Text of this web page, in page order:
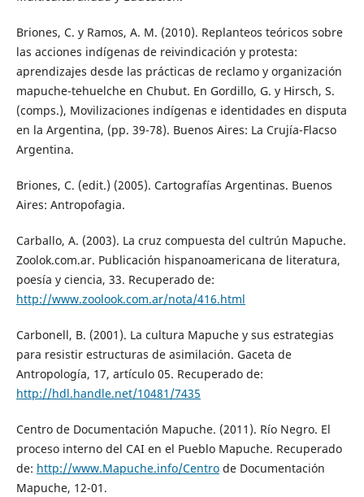
Briones, C. y Ramos, A. M. (2010). Replanteos teóricos sobre
las acciones indígenas de reivindicación y protesta:
aprendizajes desde las prácticas de reclamo y organización
mapuche-tehuelche en Chubut. En Gordillo, G. y Hirsch, S.
(comps.), Movilizaciones indígenas e identidades en disputa
en la Argentina, (pp. 39-78). Buenos Aires: La Crujía-Flacso
Argentina.
Briones, C. (edit.) (2005). Cartografías Argentinas. Buenos
Aires: Antropofagia.
Carballo, A. (2003). La cruz compuesta del cultrún Mapuche.
Zoolok.com.ar. Publicación hispanoamericana de literatura,
poesía y ciencia, 33. Recuperado de:
http://www.zoolook.com.ar/nota/416.html
Carbonell, B. (2001). La cultura Mapuche y sus estrategias
para resistir estructuras de asimilación. Gaceta de
Antropología, 17, artículo 05. Recuperado de:
http://hdl.handle.net/10481/7435
Centro de Documentación Mapuche. (2011). Río Negro. El
proceso interno del CAI en el Pueblo Mapuche. Recuperado
de: http://www.Mapuche.info/Centrode Documentación
Mapuche, 12-01.